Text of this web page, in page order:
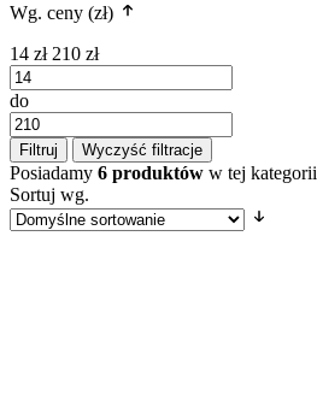
Wg. ceny (zł)
14 zł 210 zł
do
Filtruj Wyczyść filtracje
Posiadamy 6 produktów w tej kategorii
Sortuj wg.